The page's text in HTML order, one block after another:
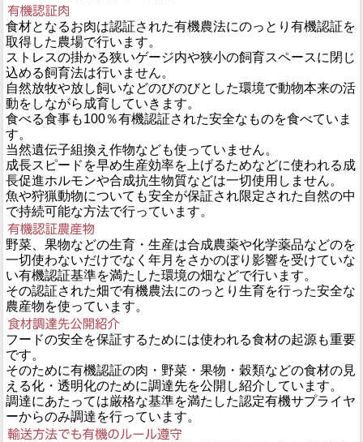
食材となるお肉は認証された有機農法にのっとり有機認証を
取得した農場で行います。
ストレスの掛かる狭いゲージ内や狭小の飼育スペースに閉じ
込める飼育法は行いません。
自然放牧や放し飼いなどのびのびとした環境で動物本来の活
動をしながら成育していきます。
食べる食事も100％有機認証された安全なものを食べていま
す。
当然遺伝子組換え作物なども使っていません。
成長スピードを早め生産効率を上げるためなどに使われる成
長促進ホルモンや合成抗生物質などは一切使用しません。
魚や狩猟動物についても安全が保証され限定された自然の中
で持続可能な方法で行っています。
野菜、果物などの生育・生産は合成農薬や化学薬品などのを
一切使わないだけでなく年月をさかのぼり影響を受けていな
い有機認証基準を満たした環境の畑などで行います。
その認証された畑で有機農法にのっとり生育を行った安全な
農産物を使っています。
フードの安全を保証するためには使われる食材の起源も重要
です。
そのために有機認証の肉・野菜・果物・穀類などの食材の見
える化・透明化のために調達先を公開し紹介しています。
調達にあたっては厳格な基準を満たした認定有機サプライヤ
ーからのみ調達を行っています。